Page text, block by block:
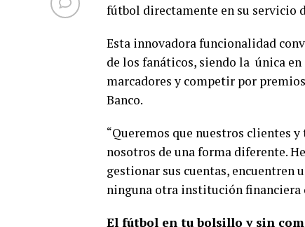
fútbol directamente en su servicio
Esta innovadora funcionalidad
de los fanáticos, siendo la única
marcadores y competir por
Banco.
“Queremos que nuestros clientes
nosotros de una forma diferente.
gestionar sus cuentas, encuentren
ninguna otra institución financiera
El fútbol en tu bolsillo y sin